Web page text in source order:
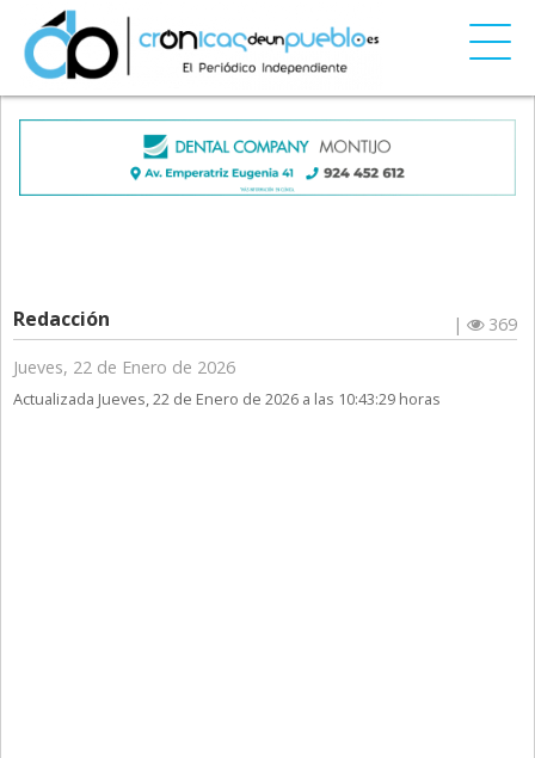
Redacción |
369
Jueves, 22 de Enero de 2026
Actualizada Jueves, 22 de Enero de 2026 a las 10:43:29 horas